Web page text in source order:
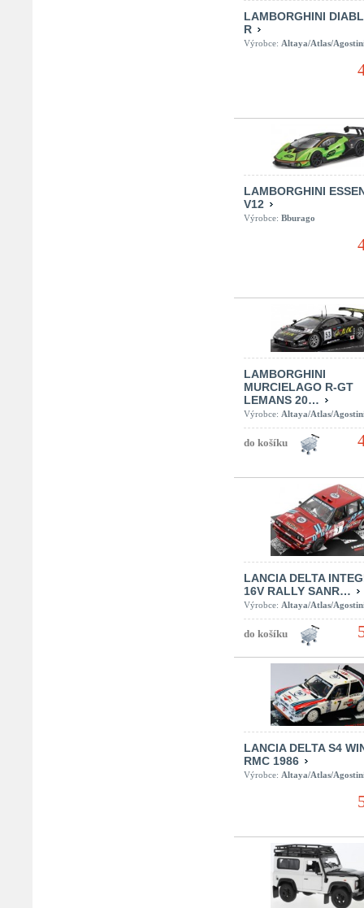
LAMBORGHINI
R
Výrobce: Altaya/Atlas/
LAMBORGHINI
V12
Výrobce: Bburago
LAMBORGHINI
MURCIELAGO R-GT
LEMANS 20…
Výrobce: Altaya/Atlas/
LANCIA DELTA
16V RALLY SANR…
Výrobce: Altaya/Atlas/
LANCIA DELTA S4
RMC 1986
Výrobce: Altaya/Atlas/